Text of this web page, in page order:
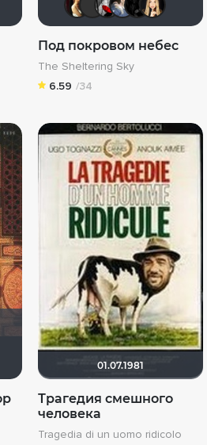
Под покровом небес
The Sheltering Sky
6.59 /34
Alex Smith 21
Phuketprivet
Kelauridze George
01.07.1981
Трагедия смешного
человека
Tragedia di un uomo ridicolo